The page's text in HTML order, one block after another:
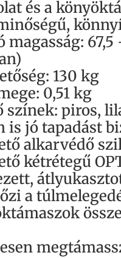
és a
130 kg
0,51 kg
színek: piros,
is jó tapadást
alkarvédő
kétrétegű
a